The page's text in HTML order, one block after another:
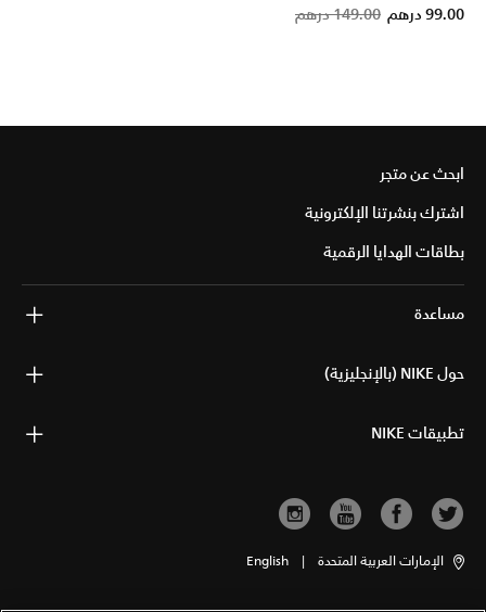
Price reduced from
149.00 درهمto 99.00 درهم
ابحث عن متجر
اشترك بنشرتنا الإلكترونية
بطاقات الهدايا الرقمية
مساعدة
حول NIKE (بالإنجليزية)
تطبيقات NIKE
الإمارات العربية المتحدة |
English